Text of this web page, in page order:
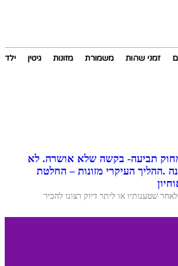
זמני שהות משמורת מזונות גיטין
תביעה- בקשה שלא אושרה. לא
.ההליך העיקרי מזונות – החלטת
שטענותיו או ליתר דיוק רצונו להכיר